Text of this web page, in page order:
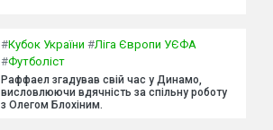
#Кубок України #Ліга Європи УЄФА
#Футболіст
Раффаел згадував свій час у Динамо,
висловлюючи вдячність за спільну роботу
з Олегом Блохіним.